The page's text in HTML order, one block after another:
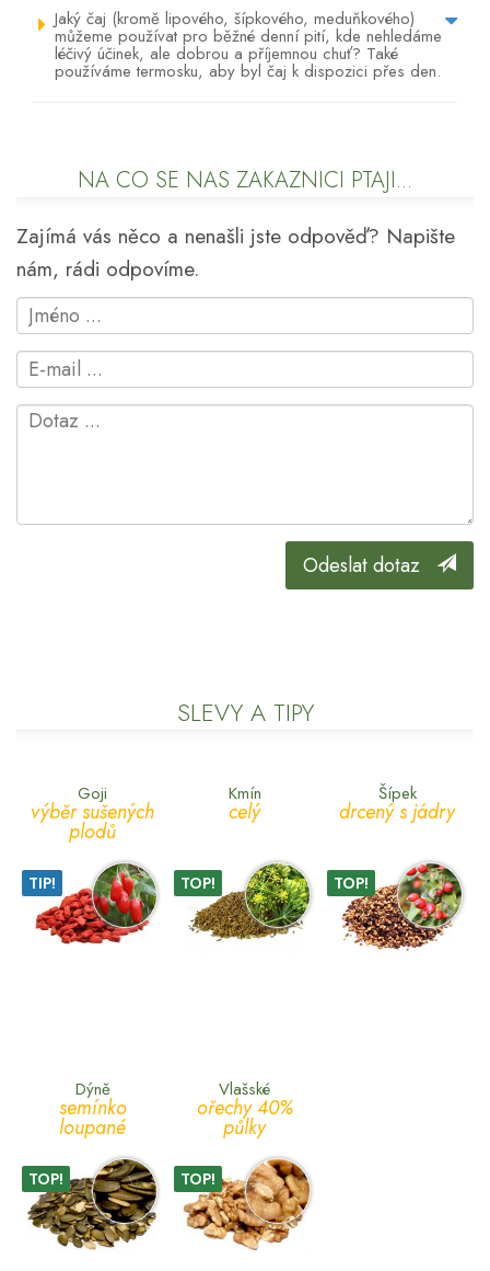
Jaký čaj (kromě lipového, šípkového, meduňkového)
můžeme používat pro běžné denní pití, kde nehledáme
léčivý účinek, ale dobrou a příjemnou chuť? Také
používáme termosku, aby byl čaj k dispozici přes den.
NA CO SE NÁS ZÁKAZNÍCI PTAJÍ...
Zajímá vás něco a nenašli jste odpověď? Napište
nám, rádi odpovíme.
Odeslat dotaz
SLEVY A TIPY
Goji
výběr sušených
plodů
TIP!
Kmín
celý
TOP!
Šípek
drcený s jádry
TOP!
Dýně
semínko
loupané
TOP!
Vlašské
ořechy 40%
půlky
TOP!